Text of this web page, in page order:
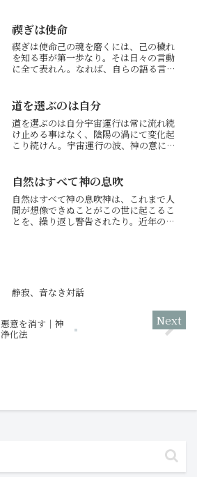
たるゴミも全て捨て去るべけれ。なれ
ど、心のゴミは中々捨て去るが...
禊ぎは使命
禊ぎは使命己の魂を磨くには、己の穢れ
を知る事が第一歩なり。そは日々の言動
に全て表れん。なれば、自らの語る言
よ。穢れあることは悪しきにあらず。己
の穢れと向き合わず、魂を磨...
道を選ぶのは自分
道を選ぶのは自分宇宙運行は常に流れ続
け止める事はなく、陰陽の渦にて変化起
こり続けん。宇宙運行の波、神の意に乗
ありとて、根底に神を感じ動けば、道は
開けんとす。神失わば、進...
自然はすべて神の息吹
自然はすべて神の息吹神は、これまで人
間が想像できぬことがこの世に起こるこ
とを、繰り返し警告されたり。近年の文
静寂、音なき対話
意を消す｜神
化法